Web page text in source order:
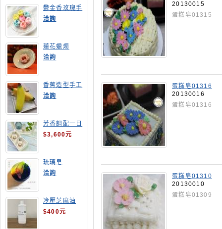
鬱金香玫瑰手
工皂(長高型)
洽詢
蓮花蠟燭
洽詢
香蕉造型手工
皂
洽詢
芳香調配一日
班
$3,600元
琉璃皂
洽詢
冷壓芝麻油
$400元
20130015
蛋糕皂01315
蛋糕皂01316
20130016
蛋糕皂01316
蛋糕皂01310
20130010
蛋糕皂01309